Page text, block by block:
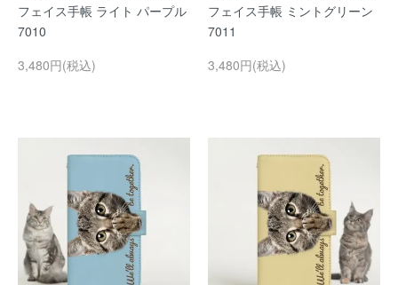
フェイス手帳 ライト パープル
7010
3,480円(税込)
フェイス手帳 ミントグリーン
7011
3,480円(税込)